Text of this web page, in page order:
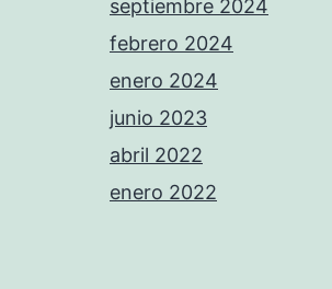
septiembre 2024
febrero 2024
enero 2024
junio 2023
abril 2022
enero 2022